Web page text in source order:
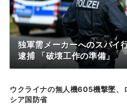
独軍需メーカーへのスパイ
逮捕 「破壊工作の準備」
ウクライナの無人機605機撃墜、
シア国防省